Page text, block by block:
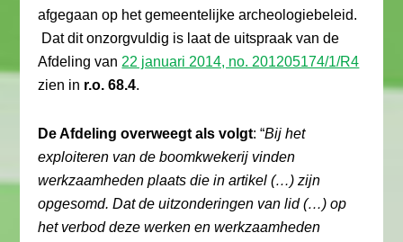
afgegaan op het gemeentelijke archeologiebeleid.
Dat dit onzorgvuldig is laat de uitspraak van de
Afdeling van 22 januari 2014, no. 201205174/1/R4
zien in r.o. 68.4.
De Afdeling overweegt als volgt: “Bij het
exploiteren van de boomkwekerij vinden
werkzaamheden plaats die in artikel (…) zijn
opgesomd. Dat de uitzonderingen van lid (…) op
het verbod deze werken en werkzaamheden